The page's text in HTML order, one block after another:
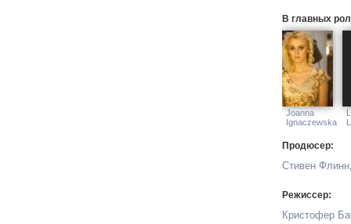
В главных
Joanna
Ignaczewska
Продюсер:
Стивен Флинн
Режиссер:
Кристофер